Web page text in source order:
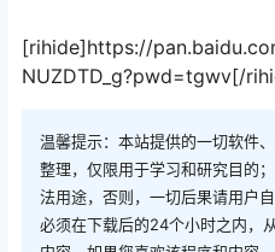
[rihide]https://
NUZDTD_g?pwd=tgwv[/
温馨提示：本站提供的一切软件
整理，仅限用于学习和研究目的
法用途，否则，一切后果请用户
必须在下载后的24个小时之内，